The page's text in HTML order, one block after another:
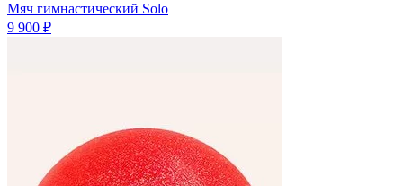
Мяч гимнастический Solo
9 900 ₽